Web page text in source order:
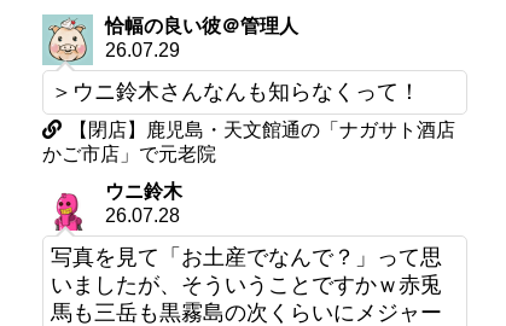
恰幅の良い彼＠管理人
26.07.29
＞ウニ鈴木さんなんも知らなくって！
【閉店】鹿児島・天文館通の「ナガサト酒店
かご市店」で元老院
ウニ鈴木
26.07.28
写真を見て「お土産でなんで？」って思
いましたが、そういうことですかｗ赤兎
馬も三岳も黒霧島の次くらいにメジャー